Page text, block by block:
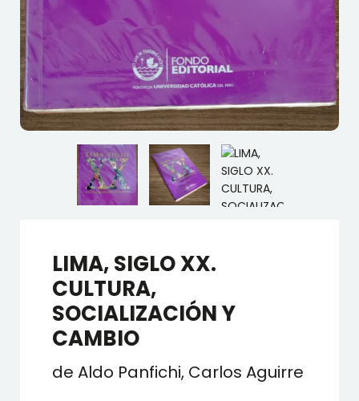
LIMA, SIGLO XX.
CULTURA,
SOCIALIZACIÓN Y
CAMBIO
de Aldo Panfichi, Carlos Aguirre